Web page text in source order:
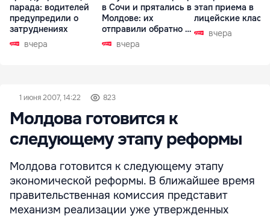
парада: водителей
предупредили о
затруднениях
вчера
в Сочи и прятались в
Молдове: их
отправили обратно в
РФ вчера
этап приема в
лицейские
вчера
1 июня 2007, 14:22 823
Молдова готовится к
следующему этапу реформы
Молдова готовится к следующему этапу
экономической реформы. В ближайшее время
правительственная комиссия представит
механизм реализации уже утвержденных